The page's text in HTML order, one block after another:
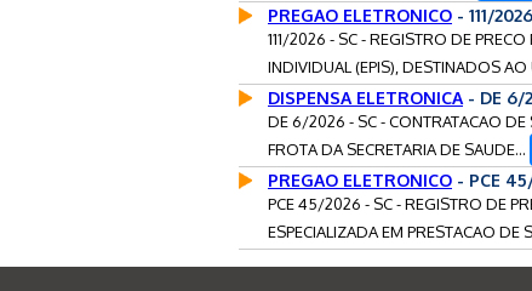
PREGAO ELETRONICO - 111/
111/2026 - SC - REGISTRO DE
INDIVIDUAL (EPIS), DESTINADOS
DISPENSA ELETRONICA - DE 6/
DE 6/2026 - SC - CONTRATACAO DE
FROTA DA SECRETARIA DE SAUDE...
PREGAO ELETRONICO - PCE
PCE 45/2026 - SC - REGISTRO DE
ESPECIALIZADA EM PRESTACAO DE